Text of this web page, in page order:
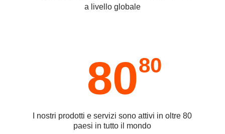
a livello globale
8080
I nostri prodotti e servizi sono attivi in oltre 80
paesi in tutto il mondo